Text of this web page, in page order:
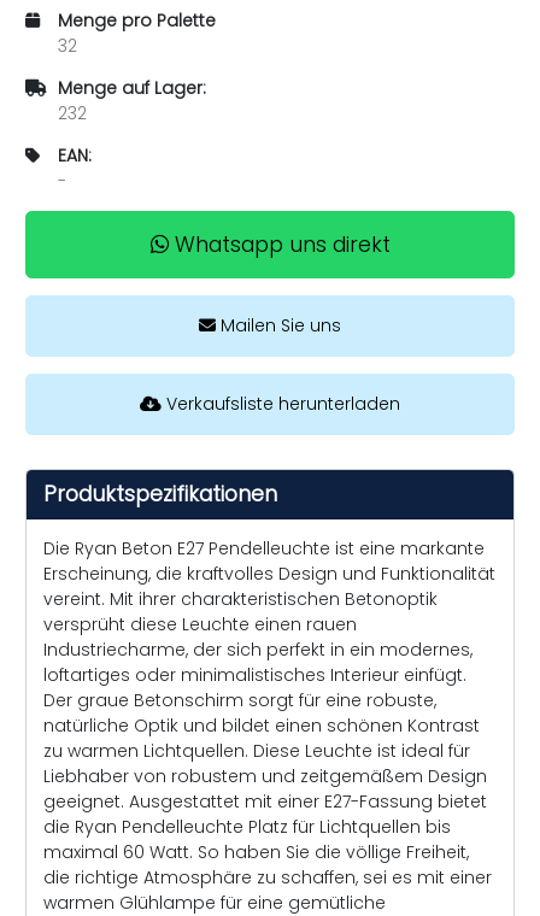
Menge pro Palette
32
Menge auf Lager:
232
EAN:
-
Whatsapp uns direkt
Mailen Sie uns
Verkaufsliste herunterladen
Produktspezifikationen
Die Ryan Beton E27 Pendelleuchte ist eine markante
Erscheinung, die kraftvolles Design und Funktionalität
vereint. Mit ihrer charakteristischen Betonoptik
versprüht diese Leuchte einen rauen
Industriecharme, der sich perfekt in ein modernes,
loftartiges oder minimalistisches Interieur einfügt.
Der graue Betonschirm sorgt für eine robuste,
natürliche Optik und bildet einen schönen Kontrast
zu warmen Lichtquellen. Diese Leuchte ist ideal für
Liebhaber von robustem und zeitgemäßem Design
geeignet. Ausgestattet mit einer E27-Fassung bietet
die Ryan Pendelleuchte Platz für Lichtquellen bis
maximal 60 Watt. So haben Sie die völlige Freiheit,
die richtige Atmosphäre zu schaffen, sei es mit einer
warmen Glühlampe für eine gemütliche